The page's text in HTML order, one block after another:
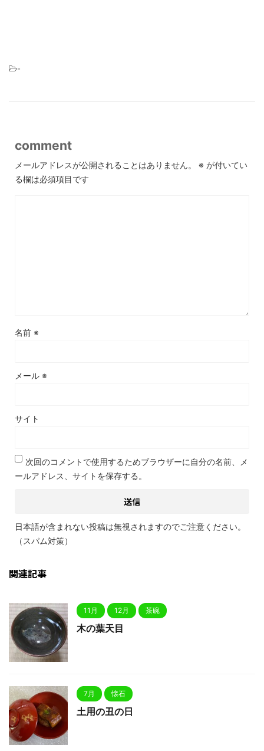
-
comment
メールアドレスが公開されることはありません。 ※ が付いてい
る欄は必須項目です
名前 ※
メール ※
サイト
次回のコメントで使用するためブラウザーに自分の名前、メ
ールアドレス、サイトを保存する。
日本語が含まれない投稿は無視されますのでご注意ください。
（スパム対策）
関連記事
11月 12月 茶碗
木の葉天目
7月 懐石
土用の丑の日